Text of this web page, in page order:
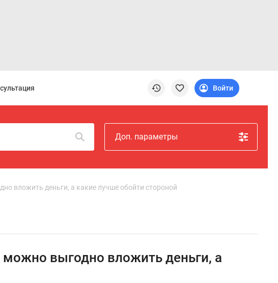
Войти
Доп. параметры
вложить деньги, а какие лучше обойти стороной
можно выгодно вложить деньги, а